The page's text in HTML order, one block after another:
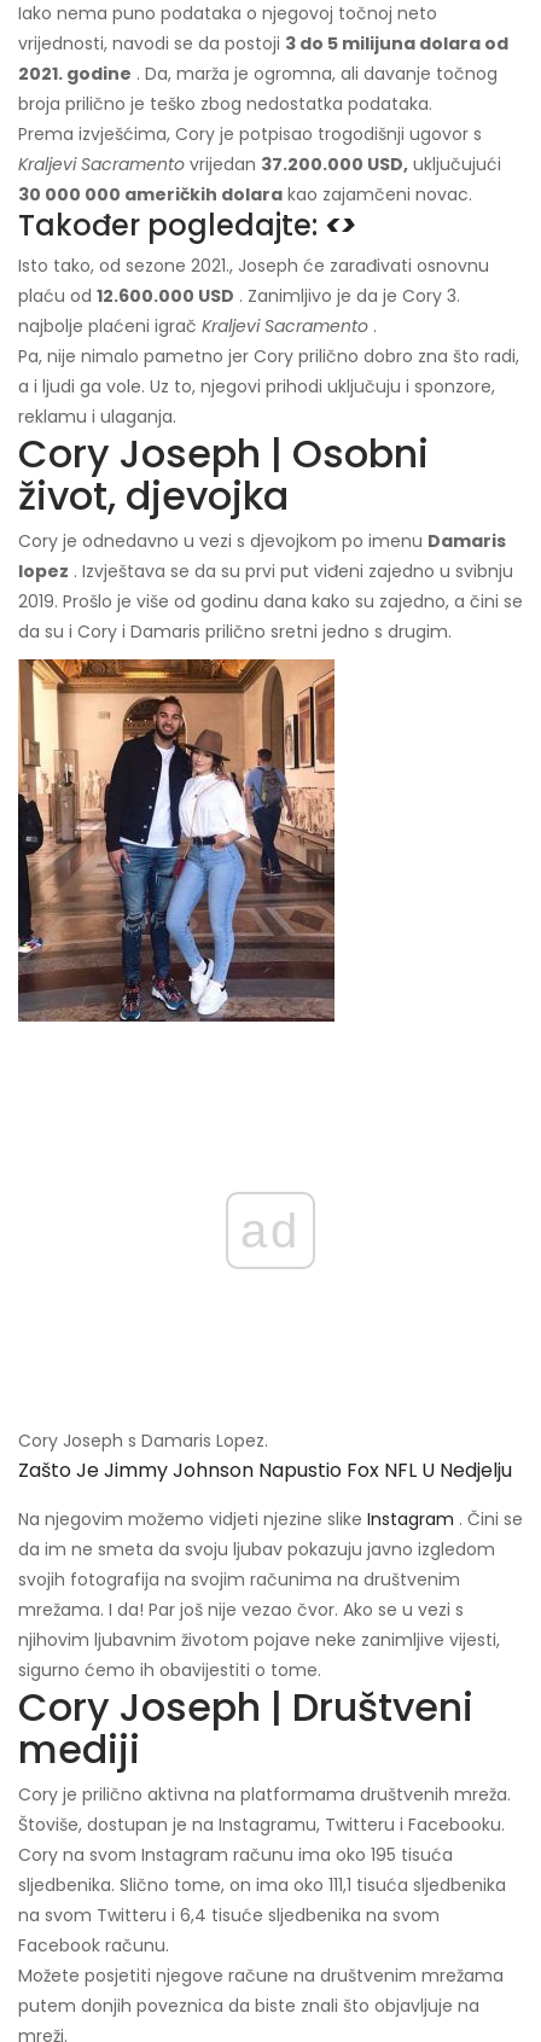
Iako nema puno podataka o njegovoj točnoj neto
vrijednosti, navodi se da postoji 3 do 5 milijuna dolara od
2021. godine . Da, marža je ogromna, ali davanje točnog
broja prilično je teško zbog nedostatka podataka.
Prema izvješćima, Cory je potpisao trogodišnji ugovor s
Kraljevi Sacramento vrijedan 37.200.000 USD, uključujući
30 000 000 američkih dolara kao zajamčeni novac.
Također pogledajte: <>
Isto tako, od sezone 2021., Joseph će zarađivati ​​osnovnu
plaću od 12.600.000 USD . Zanimljivo je da je Cory 3.
najbolje plaćeni igrač Kraljevi Sacramento .
Pa, nije nimalo pametno jer Cory prilično dobro zna što radi,
a i ljudi ga vole. Uz to, njegovi prihodi uključuju i sponzore,
reklamu i ulaganja.
Cory Joseph | Osobni
život, djevojka
Cory je odnedavno u vezi s djevojkom po imenu Damaris
lopez . Izvještava se da su prvi put viđeni zajedno u svibnju
2019. Prošlo je više od godinu dana kako su zajedno, a čini se
da su i Cory i Damaris prilično sretni jedno s drugim.
ad
Cory Joseph s Damaris Lopez.
Zašto Je Jimmy Johnson Napustio Fox NFL U Nedjelju
Na njegovim možemo vidjeti njezine slike Instagram . Čini se
da im ne smeta da svoju ljubav pokazuju javno izgledom
svojih fotografija na svojim računima na društvenim
mrežama. I da! Par još nije vezao čvor. Ako se u vezi s
njihovim ljubavnim životom pojave neke zanimljive vijesti,
sigurno ćemo ih obavijestiti o tome.
Cory Joseph | Društveni
mediji
Cory je prilično aktivna na platformama društvenih mreža.
Štoviše, dostupan je na Instagramu, Twitteru i Facebooku.
Cory na svom Instagram računu ima oko 195 tisuća
sljedbenika. Slično tome, on ima oko 111,1 tisuća sljedbenika
na svom Twitteru i 6,4 tisuće sljedbenika na svom
Facebook računu.
Možete posjetiti njegove račune na društvenim mrežama
putem donjih poveznica da biste znali što objavljuje na
mreži.